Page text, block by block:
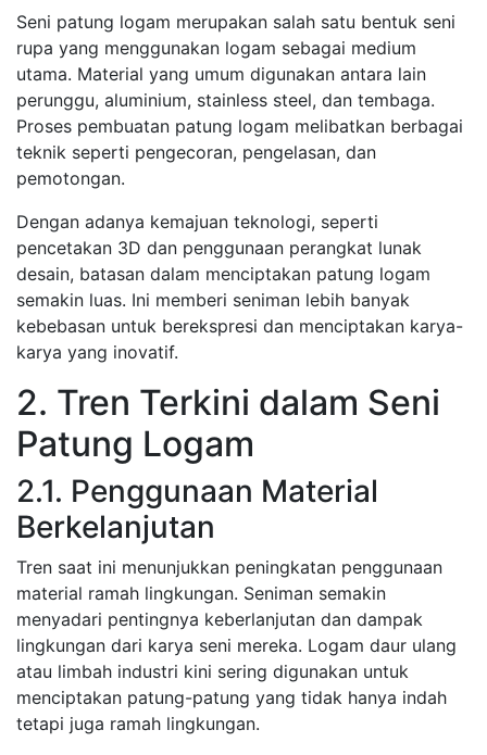
Seni patung logam merupakan salah satu bentuk seni
rupa yang menggunakan logam sebagai medium
utama. Material yang umum digunakan antara lain
perunggu, aluminium, stainless steel, dan tembaga.
Proses pembuatan patung logam melibatkan berbagai
teknik seperti pengecoran, pengelasan, dan
pemotongan.
Dengan adanya kemajuan teknologi, seperti
pencetakan 3D dan penggunaan perangkat lunak
desain, batasan dalam menciptakan patung logam
semakin luas. Ini memberi seniman lebih banyak
kebebasan untuk berekspresi dan menciptakan karya-
karya yang inovatif.
2. Tren Terkini dalam Seni
Patung Logam
2.1. Penggunaan Material
Berkelanjutan
Tren saat ini menunjukkan peningkatan penggunaan
material ramah lingkungan. Seniman semakin
menyadari pentingnya keberlanjutan dan dampak
lingkungan dari karya seni mereka. Logam daur ulang
atau limbah industri kini sering digunakan untuk
menciptakan patung-patung yang tidak hanya indah
tetapi juga ramah lingkungan.